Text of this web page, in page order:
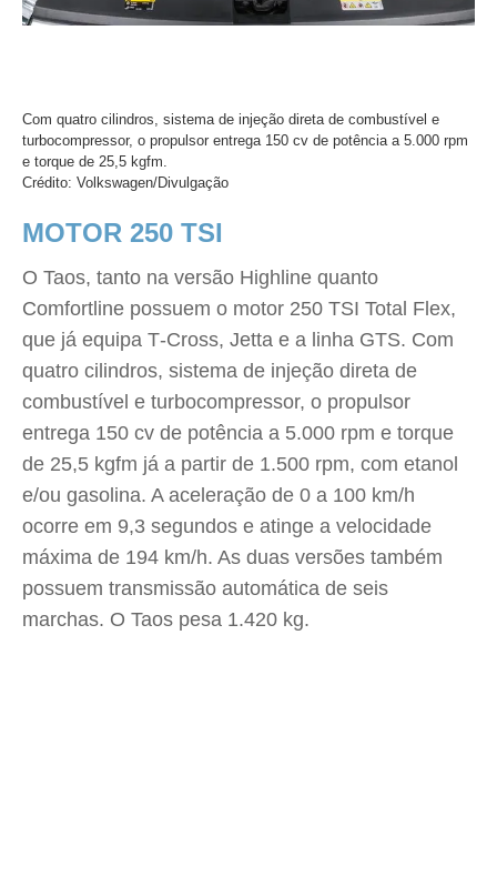
Com quatro cilindros, sistema de injeção direta de combustível e
turbocompressor, o propulsor entrega 150 cv de potência a 5.000 rpm
e torque de 25,5 kgfm.
Crédito: Volkswagen/Divulgação
MOTOR 250 TSI
O Taos, tanto na versão Highline quanto
Comfortline possuem o motor 250 TSI Total Flex,
que já equipa T‑Cross, Jetta e a linha GTS. Com
quatro cilindros, sistema de injeção direta de
combustível e turbocompressor, o propulsor
entrega 150 cv de potência a 5.000 rpm e torque
de 25,5 kgfm já a partir de 1.500 rpm, com etanol
e/ou gasolina. A aceleração de 0 a 100 km/h
ocorre em 9,3 segundos e atinge a velocidade
máxima de 194 km/h. As duas versões também
possuem transmissão automática de seis
marchas. O Taos pesa 1.420 kg.